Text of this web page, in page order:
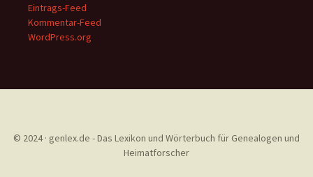
Eintrags-Feed
Kommentar-Feed
WordPress.org
© 2024 · genlex.de - Das Lexikon und Wörterbuch für Genealogen und
Heimatforscher